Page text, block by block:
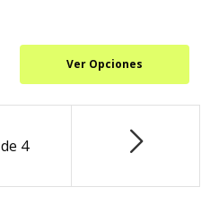
Ver Opciones
de 4